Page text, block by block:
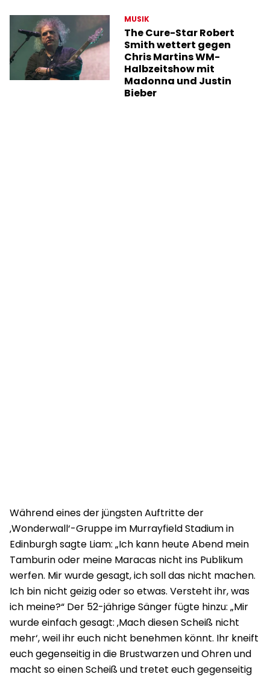
MUSIK
The Cure-Star Robert
Smith wettert gegen
Chris Martins WM-
Halbzeitshow mit
Madonna und Justin
Bieber
Während eines der jüngsten Auftritte der
‚Wonderwall‘-Gruppe im Murrayfield Stadium in
Edinburgh sagte Liam: „Ich kann heute Abend mein
Tamburin oder meine Maracas nicht ins Publikum
werfen. Mir wurde gesagt, ich soll das nicht machen.
Ich bin nicht geizig oder so etwas. Versteht ihr, was
ich meine?“ Der 52-jährige Sänger fügte hinzu: „Mir
wurde einfach gesagt: ‚Mach diesen Scheiß nicht
mehr‘, weil ihr euch nicht benehmen könnt. Ihr kneift
euch gegenseitig in die Brustwarzen und Ohren und
macht so einen Scheiß und tretet euch gegenseitig